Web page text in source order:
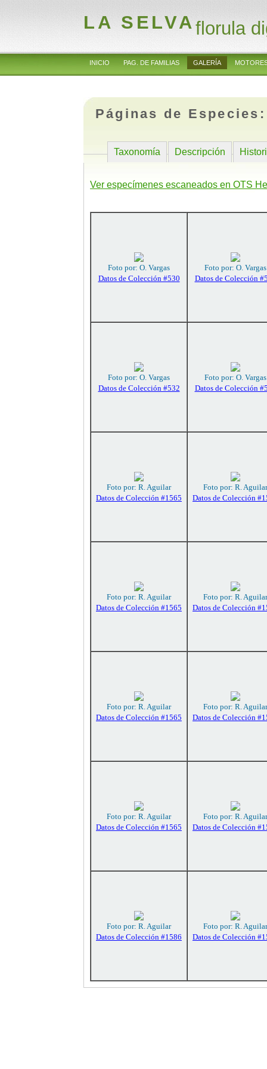
LA SELVAflorula
INICIO PAG. DE FAMILIAS GALERÍA
Páginas de
Taxonomía Descripción
Ver especímenes escaneados en OTS
Foto por: O. Vargas
Datos de Colección #530
Foto por: O. Vargas
Datos de Colección
Foto por: O. Vargas
Datos de Colección #532
Foto por: O. Vargas
Datos de Colección
Foto por: R. Aguilar
Datos de Colección #1565
Foto por: R. Aguilar
Datos de Colección
Foto por: R. Aguilar
Datos de Colección #1565
Foto por: R. Aguilar
Datos de Colección
Foto por: R. Aguilar
Datos de Colección #1565
Foto por: R. Aguilar
Datos de Colección
Foto por: R. Aguilar
Datos de Colección #1565
Foto por: R. Aguilar
Datos de Colección
Foto por: R. Aguilar
Datos de Colección #1586
Foto por: R. Aguilar
Datos de Colección